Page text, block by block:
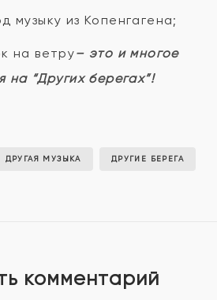
музыку из Копенгагена;
на ветру– это и многое
на “Других берегах”!
ДРУГАЯ МУЗЫКА ДРУГИЕ БЕРЕГА
комментарий